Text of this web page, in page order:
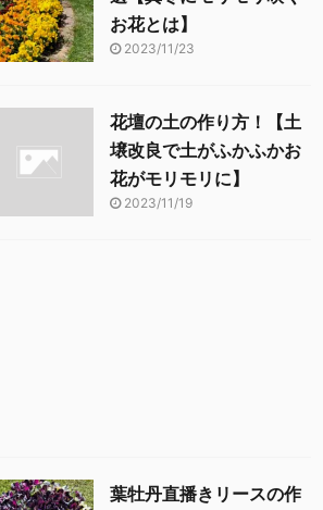
お花とは】
2023/11/23
花壇の土の作り方！【土
壌改良で土がふかふかお
花がモリモリに】
2023/11/19
葉牡丹直播きリースの作